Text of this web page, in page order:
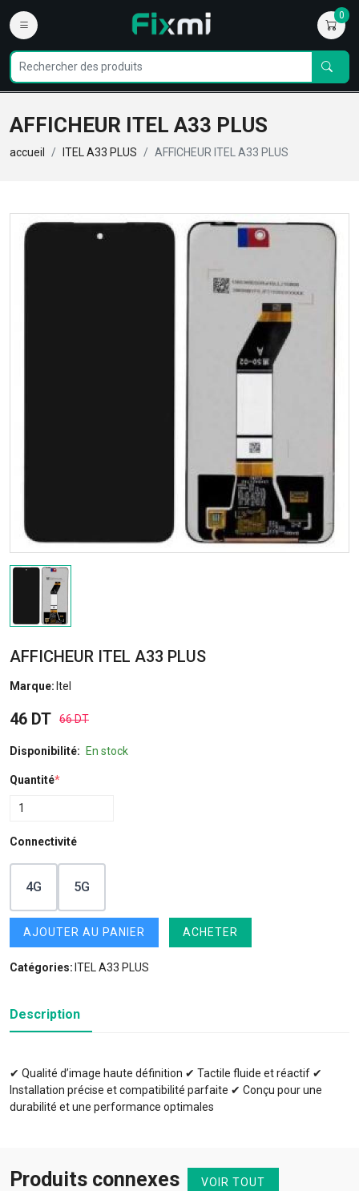
0
AFFICHEUR ITEL A33 PLUS
accueil ITEL A33 PLUS AFFICHEUR ITEL A33 PLUS
AFFICHEUR ITEL A33 PLUS
Marque: Itel
46 DT 66 DT
Disponibilité: En stock
Quantité*
Connectivité
4G 5G
AJOUTER AU PANIER ACHETER
Catégories: ITEL A33 PLUS
Description
✔ Qualité d’image haute définition ✔ Tactile fluide et réactif ✔
Installation précise et compatibilité parfaite ✔ Conçu pour une
durabilité et une performance optimales
Produits connexes VOIR TOUT